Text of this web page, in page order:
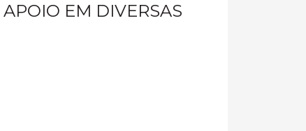
EM DIVERSAS